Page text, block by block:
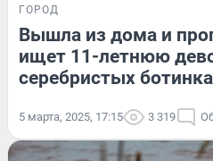
ГОРОД
Вышла из дома и
ищет 11-летнюю
серебристых
5 марта, 2025, 17:15 3 319